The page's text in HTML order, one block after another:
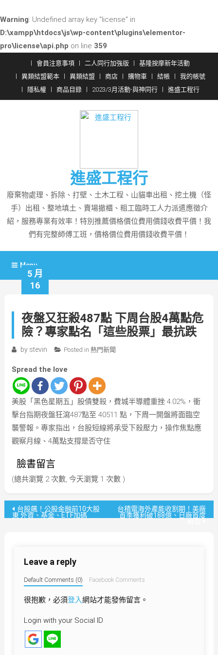
Warning: Undefined array key "license" in
D:\xampp\htdocs\js\wp-content\plugins\elementor-
pro\license\api.php on line 359
content
會員注意事項 二人同行加強版
基隆按摩新年活動
異類結盟範本
異類結盟 商店 購物車 結帳
我的帳號
隱私權
商品目錄 2023/3月活動-與神同行 進盛工程行
進盛工程行
廢棄物處理、拆除、打壁、土木工程、山貓車出租、挖土機（怪
手）出租、整地填土、賣場撤櫃、粗工臨時工人力派遣應徵介
紹，服務專業有效率！特別推薦價格價位費用價錢收費平價！我
們有完整師傅工班，價格價位費用價錢收費平價！
Menu
5 月
16
夜盤又狂殺487點 下周台股4萬點危
險？專家點名「這些股票」最抗跌
by stevin Posted in 熱門新聞
Spread the love
美股「黑色星期五」股債雙殺，費城半導體重挫 4.02%，衝
擊台指期夜盤狂瀉487點至 40511 點，下周一開盤將面臨空
襲警報。專家指出，台股短線將承受下殺壓力，操作焦點應
觀察月線、4萬點支撐是否守住
臉書留言
(總共瀏覽 2 次數, 今天瀏覽 1 次數 )
文台股飆！公股金融前10大股
東 外資、基金、ETF加碼
台積電海外產能收割期！美廠
首季獲利破188億、日廠首度
Leave a reply
Default Comments (0) Facebook Comments
很抱歉，必須登入網站才能發佈留言。
Login with your Social ID